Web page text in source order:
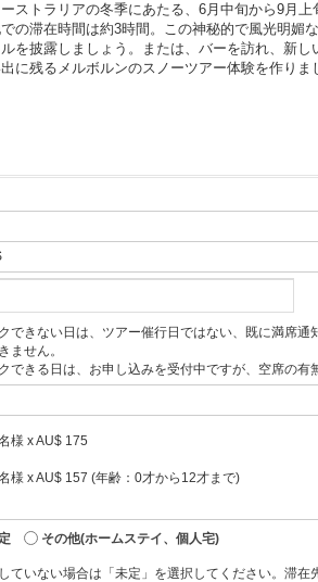
ストラリアの冬季にあたる、6月中旬から9月上
の滞在時間は約3時間。この神秘的で風光明媚
を披露しましょう。または、バーを訪れ、新
に残るメルボルンのスノーツアー体験を作りま
できない日は、ツアー催行日ではない、既に満席
ません。
できる日は、お申し込みを受付中ですが、空席の有
様 x AU$ 175
様 x AU$ 157 (年齢：0才から12才まで)
その他(ホームステイ、個人宅)
ていない場合は「未定」を選択してください。滞